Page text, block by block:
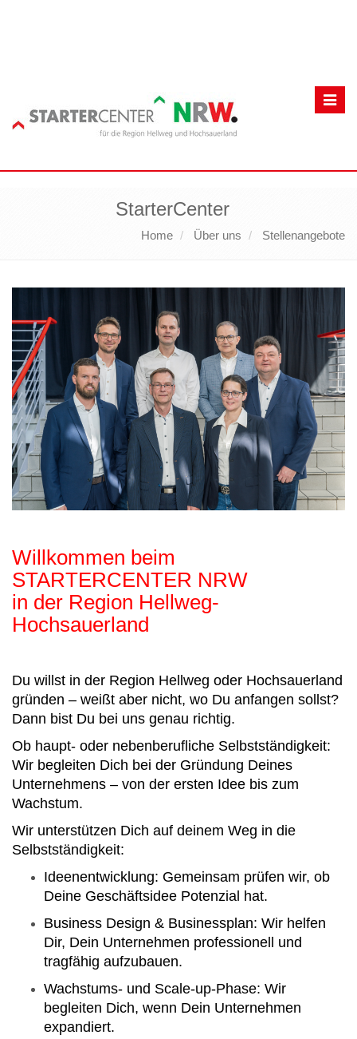
StarterCenter
Home Über uns Stellenangebote
Willkommen beim
STARTERCENTER NRW
in der Region Hellweg-
Hochsauerland
Du willst in der Region Hellweg oder Hochsauerland
gründen – weißt aber nicht, wo Du anfangen sollst?
Dann bist Du bei uns genau richtig.
Ob haupt- oder nebenberufliche Selbstständigkeit:
Wir begleiten Dich bei der Gründung Deines
Unternehmens – von der ersten Idee bis zum
Wachstum.
Wir unterstützen Dich auf deinem Weg in die
Selbstständigkeit:
Ideenentwicklung: Gemeinsam prüfen wir, ob
Deine Geschäftsidee Potenzial hat.
Business Design & Businessplan: Wir helfen
Dir, Dein Unternehmen professionell und
tragfähig aufzubauen.
Wachstums- und Scale-up-Phase: Wir
begleiten Dich, wenn Dein Unternehmen
expandiert.